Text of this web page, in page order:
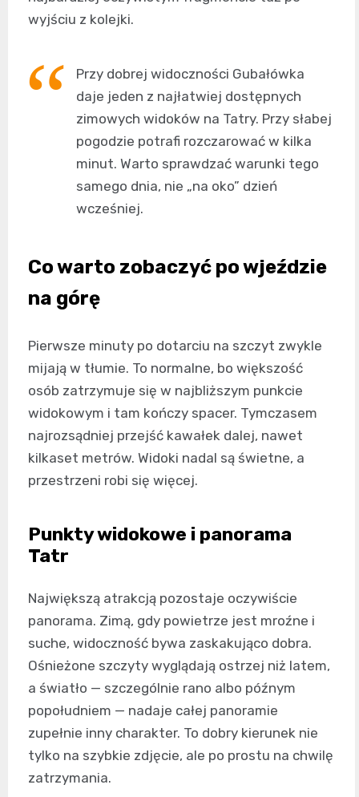
wyjściu z kolejki.
Przy dobrej widoczności Gubałówka
daje jeden z najłatwiej dostępnych
zimowych widoków na Tatry. Przy słabej
pogodzie potrafi rozczarować w kilka
minut. Warto sprawdzać warunki tego
samego dnia, nie „na oko” dzień
wcześniej.
Co warto zobaczyć po wjeździe
na górę
Pierwsze minuty po dotarciu na szczyt zwykle
mijają w tłumie. To normalne, bo większość
osób zatrzymuje się w najbliższym punkcie
widokowym i tam kończy spacer. Tymczasem
najrozsądniej przejść kawałek dalej, nawet
kilkaset metrów. Widoki nadal są świetne, a
przestrzeni robi się więcej.
Punkty widokowe i panorama
Tatr
Największą atrakcją pozostaje oczywiście
panorama. Zimą, gdy powietrze jest mroźne i
suche, widoczność bywa zaskakująco dobra.
Ośnieżone szczyty wyglądają ostrzej niż latem,
a światło — szczególnie rano albo późnym
popołudniem — nadaje całej panoramie
zupełnie inny charakter. To dobry kierunek nie
tylko na szybkie zdjęcie, ale po prostu na chwilę
zatrzymania.